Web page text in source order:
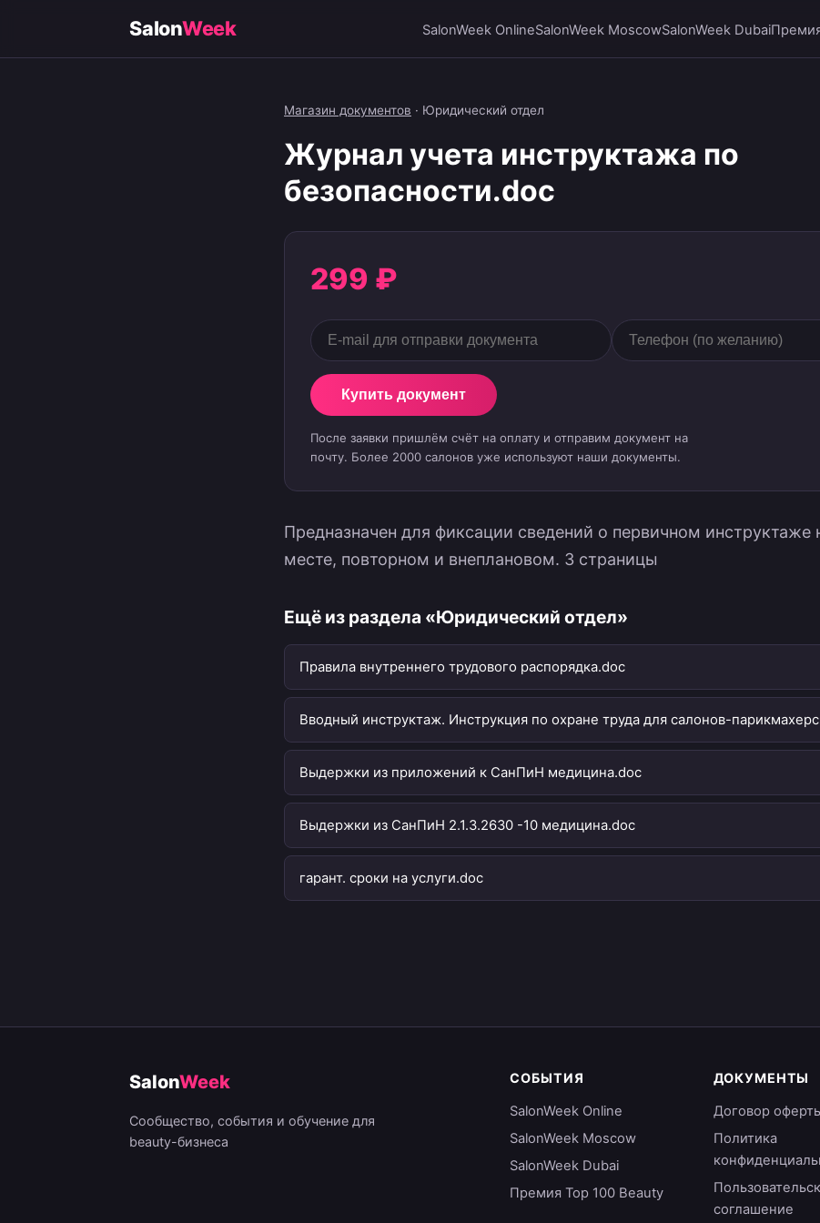
SalonWeek SalonWeek OnlineSalonWeek MoscowSalonWeek Dubai
Магазин документов · Юридический отдел
Журнал учета инструктажа по
безопасности.doc
299 ₽
Купить документ
После заявки пришлём счёт на оплату и отправим документ на
почту. Более 2000 салонов уже используют наши документы.
Предназначен для фиксации сведений о первичном инструктаже
месте, повторном и внеплановом. 3 страницы
Ещё из раздела «Юридический отдел»
Правила внутреннего трудового распорядка.doc
Вводный инструктаж. Инструкция по охране труда для салонов-
Выдержки из приложений к СанПиН медицина.doc
Выдержки из СанПиН 2.1.3.2630 -10 медицина.doc
гарант. сроки на услуги.doc
SalonWeek
Сообщество, события и обучение для
beauty-бизнеса
СОБЫТИЯ
SalonWeek Online
SalonWeek Moscow
SalonWeek Dubai
Премия Top 100 Beauty
ДОКУМЕНТЫ
Договор
Политика
соглашение